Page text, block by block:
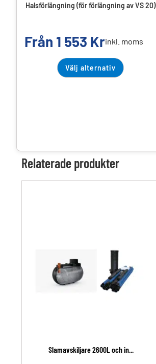
Halsförlängning (för förlängning av VS 20)
Från 1 553 Krinkl. moms
Välj alternativ
Relaterade produkter
Slamavskiljare 2600L och in...